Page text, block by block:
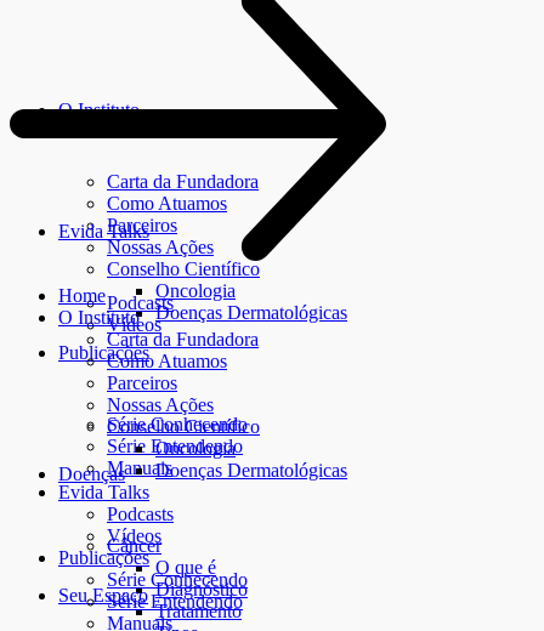
O Instituto
Carta da Fundadora
Como Atuamos
Parceiros
Nossas Ações
Conselho Científico
Oncologia
Doenças Dermatológicas
Evida Talks
Podcasts
Vídeos
Publicações
Série Conhecendo
Série Entendendo
Manuais
Doenças
Câncer
O que é
Diagnóstico
Tratamento
Seu Espaço
Home
O Instituto
Carta da Fundadora
Como Atuamos
Parceiros
Nossas Ações
Conselho Científico
Oncologia
Doenças Dermatológicas
Evida Talks
Podcasts
Vídeos
Publicações
Série Conhecendo
Série Entendendo
Manuais